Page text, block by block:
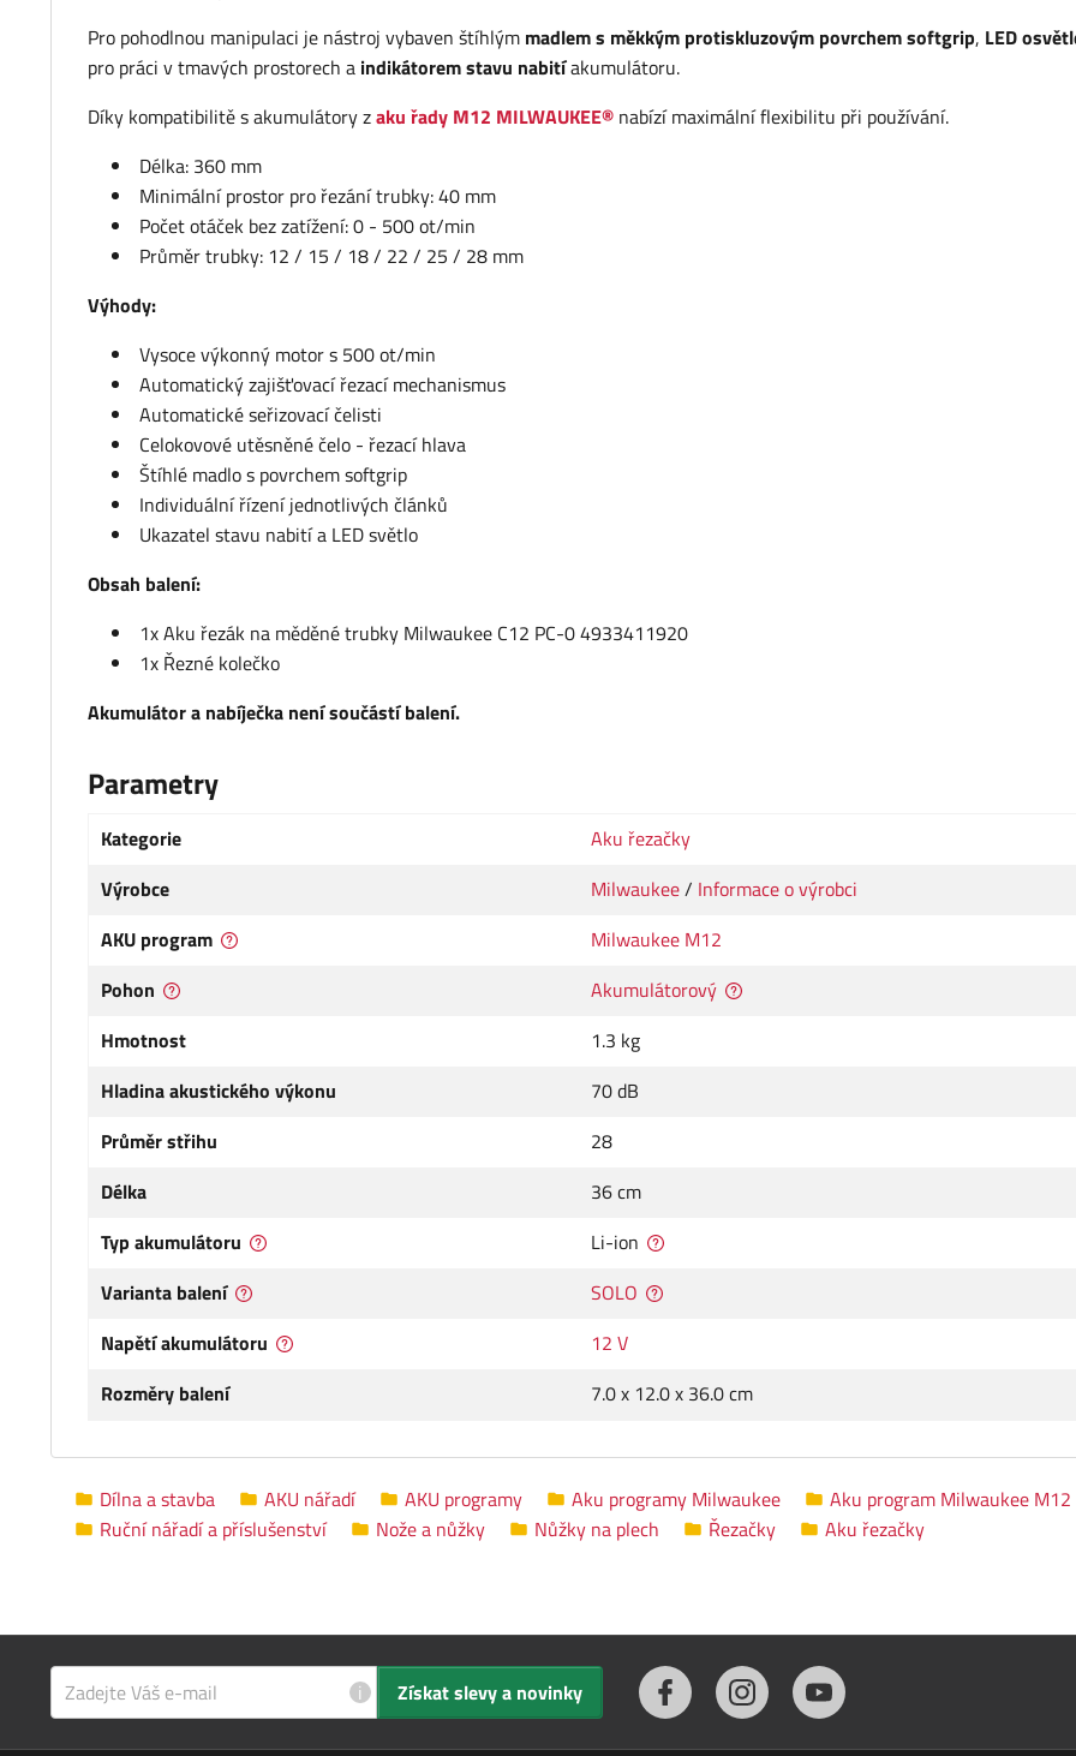
Pro pohodlnou manipulaci je nástroj vybaven štíhlým madlem s měkkým protiskluzovým povrchem softgrip, LED
pro práci v tmavých prostorech a indikátorem stavu nabitíakumulátoru.
Díky kompatibilitě s akumulátory zaku řady M12 MILWAUKEE® nabízí maximální flexibilitu při používání.
Délka: 360 mm
Minimální prostor pro řezání trubky: 40 mm
Počet otáček bez zatížení: 0 - 500 ot/min
Průměr trubky: 12 / 15 / 18 / 22 / 25 / 28 mm
Výhody:
Vysoce výkonný motor s 500 ot/min
Automatický zajišťovací řezací mechanismus
Automatické seřizovací čelisti
Celokovové utěsněné čelo - řezací hlava
Štíhlé madlo s povrchem softgrip
Individuální řízení jednotlivých článků
Ukazatel stavu nabití a LED světlo
Obsah balení:
1x Aku řezák na měděné trubky Milwaukee C12 PC-0 4933411920
1x Řezné kolečko
Akumulátor a nabíječka není součástí balení.
Parametry
Kategorie
Aku řezačky
Výrobce
Milwaukee/ Informace o výrobci
AKU program
Milwaukee M12
Pohon
Akumulátorový
Hmotnost
1.3 kg
Hladina akustického výkonu
70 dB
Průměr střihu
28
Délka
36 cm
Typ akumulátoru
Li-ion
Varianta balení
SOLO
Napětí akumulátoru
12 V
Rozměry balení
7.0 x 12.0 x 36.0 cm
Dílna a stavba AKU nářadí AKU programy Aku programy Milwaukee
Aku program Milwaukee M12
Ruční nářadí a příslušenství
Nože a nůžky Nůžky na plech Řezačky Aku řezačky
i Získat slevy a novinky